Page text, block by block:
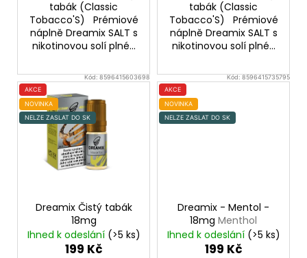
tabák (Classic
Tobacco'S) Prémiové
náplně Dreamix SALT s
nikotinovou solí plné...
tabák (Classic
Tobacco'S) Prémiové
náplně Dreamix SALT s
nikotinovou solí plné...
Kód: 8596415603698
AKCE
NOVINKA
NELZE ZASLAT DO SK
Dreamix Čistý tabák
18mg
Ihned k odeslání (>5 ks)
199 Kč
Kód: 8596415735795
AKCE
NOVINKA
NELZE ZASLAT DO SK
Dreamix - Mentol -
18mg Menthol
Ihned k odeslání (>5 ks)
199 Kč
e
ELF
BAR
BLUEBERRY
10ML